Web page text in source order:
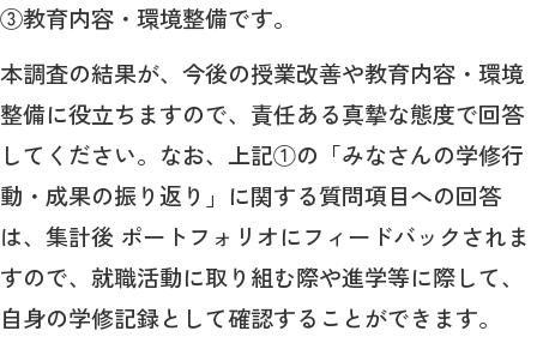
③教育内容・環境整備です。
本調査の結果が、今後の授業改善や教育内容・環境
整備に役立ちますので、責任ある真摯な態度で回答
してください。なお、上記①の「みなさんの学修行
動・成果の振り返り」に関する質問項目への回答
は、集計後 ポートフォリオにフィードバックされま
すので、就職活動に取り組む際や進学等に際して、
自身の学修記録として確認することができます。